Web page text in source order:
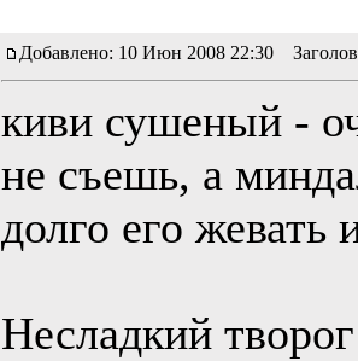
Добавлено: 10 Июн 2008 22:30
киви сушеный -
не съешь, а
долго его
Несладкий